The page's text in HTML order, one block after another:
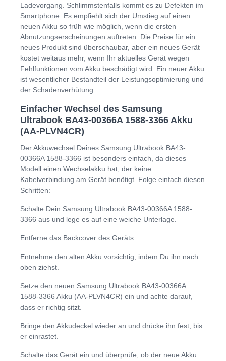
Ladevorgang. Schlimmstenfalls kommt es zu Defekten im
Smartphone. Es empfiehlt sich der Umstieg auf einen
neuen Akku so früh wie möglich, wenn die ersten
Abnutzungserscheinungen auftreten. Die Preise für ein
neues Produkt sind überschaubar, aber ein neues Gerät
kostet weitaus mehr, wenn Ihr aktuelles Gerät wegen
Fehlfunktionen vom Akku beschädigt wird. Ein neuer Akku
ist wesentlicher Bestandteil der Leistungsoptimierung und
der Schadenverhütung.
Einfacher Wechsel des Samsung
Ultrabook BA43-00366A 1588-3366 Akku
(AA-PLVN4CR)
Der Akkuwechsel Deines Samsung Ultrabook BA43-
00366A 1588-3366 ist besonders einfach, da dieses
Modell einen Wechselakku hat, der keine
Kabelverbindung am Gerät benötigt. Folge einfach diesen
Schritten:
Schalte Dein Samsung Ultrabook BA43-00366A 1588-
3366 aus und lege es auf eine weiche Unterlage.
Entferne das Backcover des Geräts.
Entnehme den alten Akku vorsichtig, indem Du ihn nach
oben ziehst.
Setze den neuen Samsung Ultrabook BA43-00366A
1588-3366 Akku (AA-PLVN4CR) ein und achte darauf,
dass er richtig sitzt.
Bringe den Akkudeckel wieder an und drücke ihn fest, bis
er einrastet.
Schalte das Gerät ein und überprüfe, ob der neue Akku